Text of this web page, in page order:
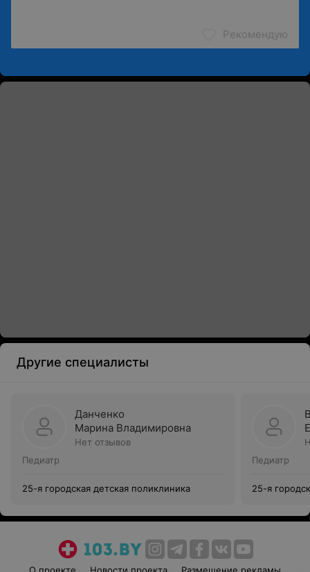
Рекомендую
Другие специалисты
Данченко
Марина Владимировна
Нет отзывов
Педиатр
25-я городская детская поликлиника
Педиатр
25-я